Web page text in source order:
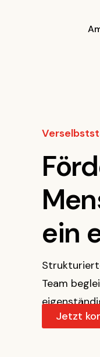
ein
Team
Jetzt